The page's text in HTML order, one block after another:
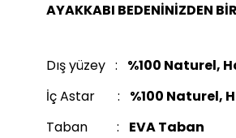
AYAKKABI BEDENİNİZDEN
Dış yüzey : %100 Naturel,
İç Astar : %100 Naturel,
Taban : EVA Taban